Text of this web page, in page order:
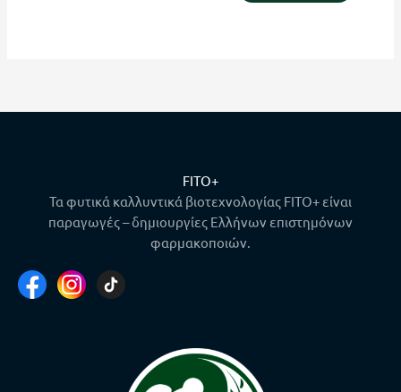
FITO+
Τα φυτικά καλλυντικά βιοτεχνολογίας FITO+ είναι
παραγωγές – δημιουργίες Ελλήνων επιστημόνων
φαρμακοποιών.